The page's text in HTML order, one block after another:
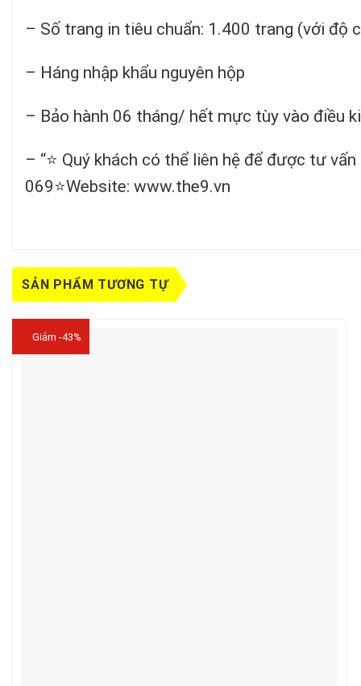
– Số trang in tiêu chuẩn: 1.400 trang (với độ
– Háng nhập khẩu nguyên hộp
– Bảo hành 06 tháng/ hết mực tùy vào điều
– “⭐️ Quý khách có thể liên hệ để được tư
069⭐️Website: www.the9.vn
SẢN PHẨM TƯƠNG TỰ
Giảm -43%